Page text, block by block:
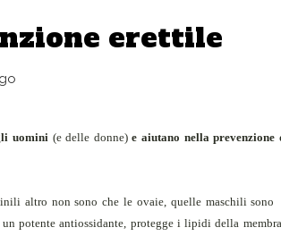
erettile
uomini (e delle donne)e aiutano nella prevenzione
altro non sono che le ovaie, quelle maschili sono
potente antiossidante, protegge i lipidi della